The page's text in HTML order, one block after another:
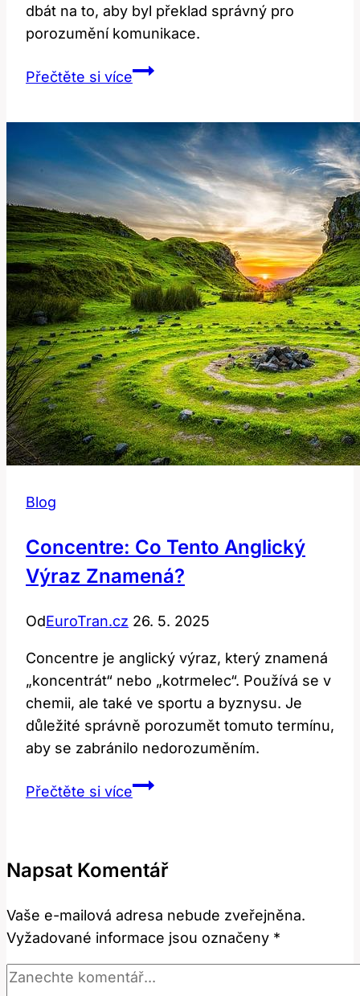
dbát na to, aby byl překlad správný pro
porozumění komunikace.
Přečtěte si víceC’est:
Význam
Této
Francouzské
Fráze
Blog
Concentre: Co Tento Anglický
Výraz Znamená?
OdEuroTran.cz 26. 5. 2025
Concentre je anglický výraz, který znamená
„koncentrát“ nebo „kotrmelec“. Používá se v
chemii, ale také ve sportu a byznysu. Je
důležité správně porozumět tomuto termínu,
aby se zabránilo nedorozuměním.
Přečtěte si víceConcentre:
Výraz
Napsat Komentář
Vaše e-mailová adresa nebude zveřejněna.
Vyžadované informace jsou označeny *